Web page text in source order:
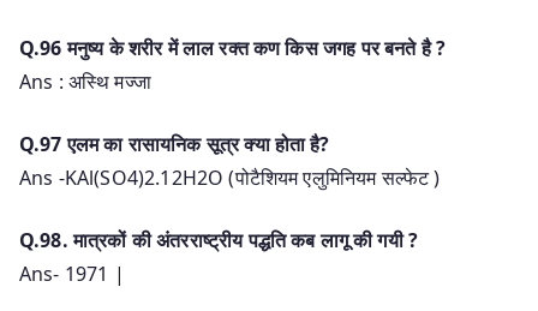
Q.96 मनुष्य के शरीर में लाल रक्त कण किस जगह पर बनते है ?
Ans : अस्थि मज्जा
Q.97 एलम का रासायनिक सूत्र क्या होता है?
Ans -KAl(SO4)2.12H2O (पोटैशियम एलुमिनियम सल्फेट )
Q.98. मात्रकों की अंतरराष्ट्रीय पद्धति कब लागू की गयी ?
Ans- 1971 |